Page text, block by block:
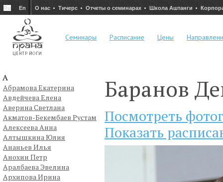
Ru En О нас Тичерс Отчеты о семинарах Школа Аштанги
Семинары Расписание Цены
А
Абрамова Екатерина
Авдейчева Елена
Аверина Светлана
Акматов-Бекембаев Рустам
Алексеева Анна
Алтышкина Юлия
Ананьев Илья
Анохин Петр
Аралбаева Эвелина
Архипова Ирина
Баранов
Посмотреть
Показать